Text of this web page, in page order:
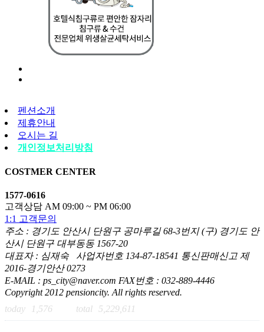
펜션소개
제휴안내
오시는 길
개인정보처리방침
COSTMER CENTER
1577-0616
고객상담 AM 09:00 ~ PM 06:00
1:1 고객문의
주소 : 경기도 안산시 단원구 공마루길 68-3번지 (구) 경기도 안
산시 단원구 대부동동 1567-20
대표자 : 심재숙 사업자번호 134-87-18541 통신판매신고 제
2016-경기안산 0273
E-MAIL : ps_city@naver.com FAX번호 : 032-889-4446
Copyright 2012 pensioncity. All rights reserved.
today
1,576 total 5,229,611